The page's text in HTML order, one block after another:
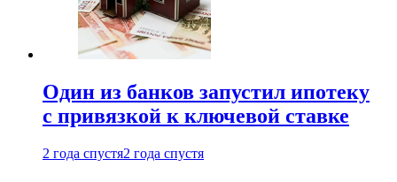
Один из банков запустил ипотеку
с привязкой к ключевой ставке
2 года спустя2 года спустя